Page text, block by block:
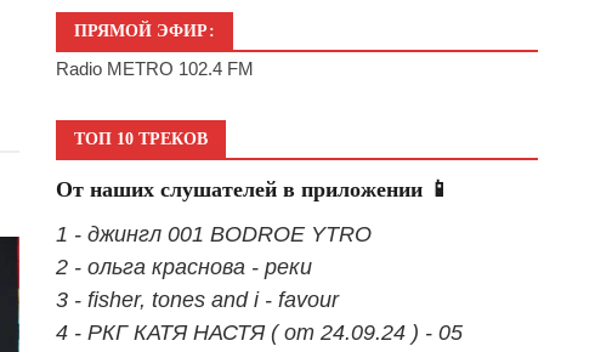
ПРЯМОЙ ЭФИР:
Radio METRO 102.4 FM
ТОП 10 ТРЕКОВ
От наших слушателей в приложении 📱
1 - джингл 001 BODROE YTRO
2 - ольга краснова - реки
3 - fisher, tones and i - favour
4 - РКГ КАТЯ НАСТЯ ( от 24.09.24 ) - 05